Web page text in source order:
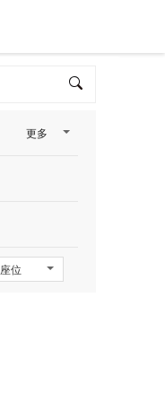
更多
座位